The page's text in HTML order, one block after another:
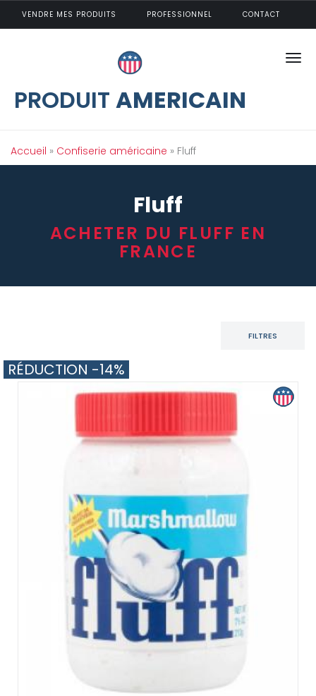
Aller au contenu principal
VENDRE MES PRODUITS PROFESSIONNEL CONTACT
PRODUIT AMERICAIN
Vous êtes ici
Accueil » Confiserie américaine » Fluff
Fluff
ACHETER DU FLUFF EN
FRANCE
FILTRES
RÉDUCTION -14%